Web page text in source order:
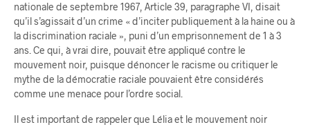
nationale de septembre 1967, Article 39, paragraphe VI, disait
qu’il s’agissait d’un crime « d’inciter publiquement à la haine ou à
la discrimination raciale », puni d’un emprisonnement de 1 à 3
ans. Ce qui, à vrai dire, pouvait être appliqué contre le
mouvement noir, puisque dénoncer le racisme ou critiquer le
mythe de la démocratie raciale pouvaient être considérés
comme une menace pour l’ordre social.
Il est important de rappeler que Lélia et le mouvement noir